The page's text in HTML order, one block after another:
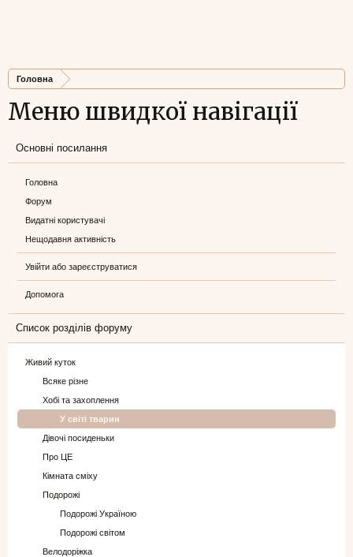
Головна
Меню швидкої навігації
Основні посилання
Головна
Форум
Видатні користувачі
Нещодавня активність
Увійти або зареєструватися
Допомога
Список розділів форуму
Живий куток
Всяке різне
Хобі та захоплення
У світі тварин
Дівочі посиденьки
Про ЦЕ
Кімната сміху
Подорожі
Подорожі Україною
Подорожі світом
Велодоріжка